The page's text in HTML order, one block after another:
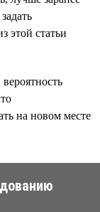
этой статьи
на новом месте